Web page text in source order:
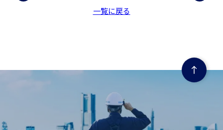
一覧に戻る ページの先頭にもどる